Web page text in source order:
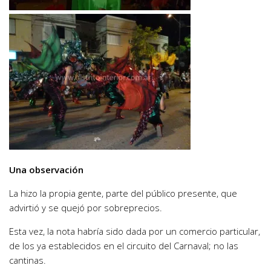
Una observación
La hizo la propia gente, parte del público presente, que
advirtió y se quejó por sobreprecios.
Esta vez, la nota habría sido dada por un comercio particular,
de los ya establecidos en el circuito del Carnaval; no las
cantinas.